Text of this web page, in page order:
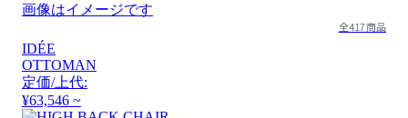
画像はイメージです
全417商品
IDÉE
OTTOMAN
定価/上代:
¥63,546 ~